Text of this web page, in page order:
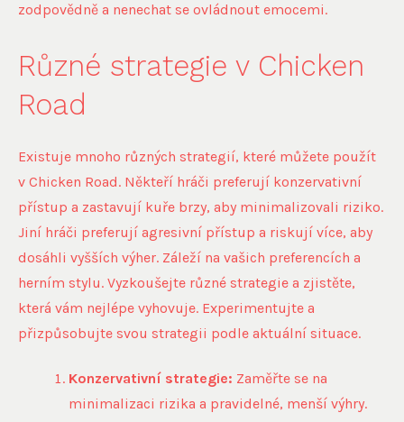
zodpovědně a nenechat se ovládnout emocemi.
Různé strategie v Chicken
Road
Existuje mnoho různých strategií, které můžete použít
v Chicken Road. Někteří hráči preferují konzervativní
přístup a zastavují kuře brzy, aby minimalizovali riziko.
Jiní hráči preferují agresivní přístup a riskují více, aby
dosáhli vyšších výher. Záleží na vašich preferencích a
herním stylu. Vyzkoušejte různé strategie a zjistěte,
která vám nejlépe vyhovuje. Experimentujte a
přizpůsobujte svou strategii podle aktuální situace.
Konzervativní strategie: Zaměřte se na
minimalizaci rizika a pravidelné, menší výhry.